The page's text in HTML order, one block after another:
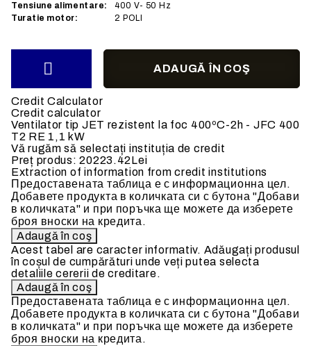
Tensiune alimentare:
400V- 50 Hz
Turatie motor:
2 POLI
Credit Calculator
Credit calculator
Ventilator tip JET rezistent la foc 400ºC-2h - JFC 400
T2 RE 1,1 kW
Vă rugăm să selectați instituția de credit
Preț produs: 20223.42Lei
Extraction of information from credit institutions
Предоставената таблица е с информационна цел.
Добавете продукта в количката си с бутона "Добави
в количката" и при поръчка ще можете да изберете
броя вноски на кредита.
Acest tabel are caracter informativ. Adăugați produsul
în coșul de cumpărături unde veți putea selecta
detaliile cererii de creditare.
Предоставената таблица е с информационна цел.
Добавете продукта в количката си с бутона "Добави
в количката" и при поръчка ще можете да изберете
броя вноски на кредита.